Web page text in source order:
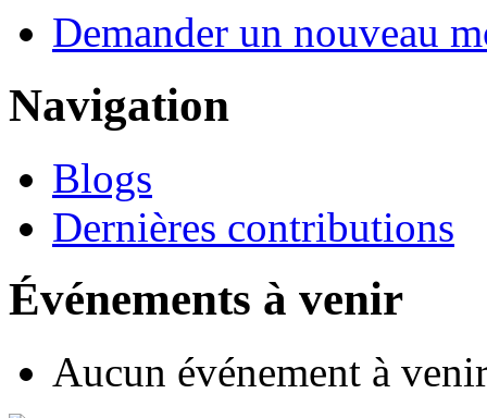
Demander un nouveau
Navigation
Blogs
Dernières contributions
Événements à venir
Aucun événement à